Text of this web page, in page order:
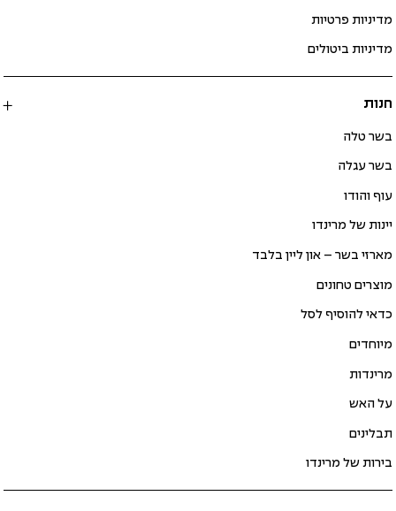
מדיניות פרטיות
מדיניות ביטולים
חנות
בשר טלה
בשר עגלה
עוף והודו
יינות של מרינדו
מארזי בשר – און ליין בלבד
מוצרים טחונים
כדאי להוסיף לסל
מיוחדים
מרינדות
על האש
תבלינים
בירות של מרינדו